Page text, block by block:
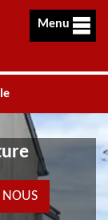
Menu
NOUS